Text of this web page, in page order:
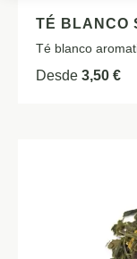
TÉ BLANCO
Té blanco
Desde 3,50 €